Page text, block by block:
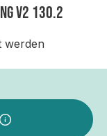
V2 130.2
werden